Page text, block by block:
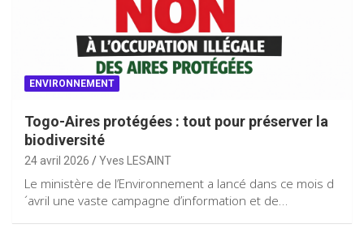
ENVIRONNEMENT
Togo-Aires protégées : tout pour préserver la
biodiversité
24 avril 2026 Yves LESAINT
Le ministère de l’Environnement a lancé dans ce mois d
´avril une vaste campagne d’information et de…